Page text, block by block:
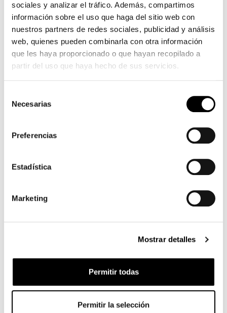
sociales y analizar el tráfico. Además, compartimos
información sobre el uso que haga del sitio web con
nuestros partners de redes sociales, publicidad y análisis
web, quienes pueden combinarla con otra información
que les haya proporcionado o que hayan recopilado a
partir del uso que haya hecho de sus servicios.
Necesarias
Preferencias
Estadística
Marketing
Mostrar detalles
Permitir todas
Permitir la selección